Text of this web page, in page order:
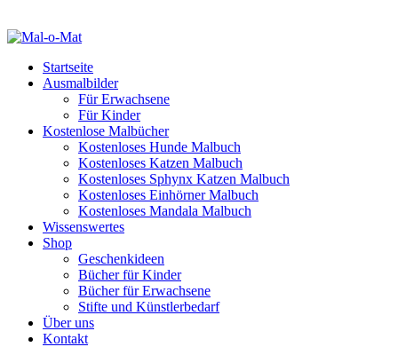
Startseite
Ausmalbilder
Für Erwachsene
Für Kinder
Kostenlose Malbücher
Kostenloses Hunde Malbuch
Kostenloses Katzen Malbuch
Kostenloses Sphynx Katzen Malbuch
Kostenloses Einhörner Malbuch
Kostenloses Mandala Malbuch
Wissenswertes
Shop
Geschenkideen
Bücher für Kinder
Bücher für Erwachsene
Stifte und Künstlerbedarf
Über uns
Kontakt